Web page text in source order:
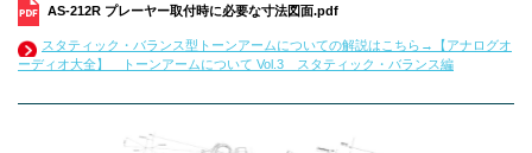
AS-212R プレーヤー取付時に必要な寸法図面.pdf
スタティック・バランス型トーンアームについての解説はこちら→【アナログオ
ーディオ大全】 トーンアームについて Vol.3 スタティック・バランス編